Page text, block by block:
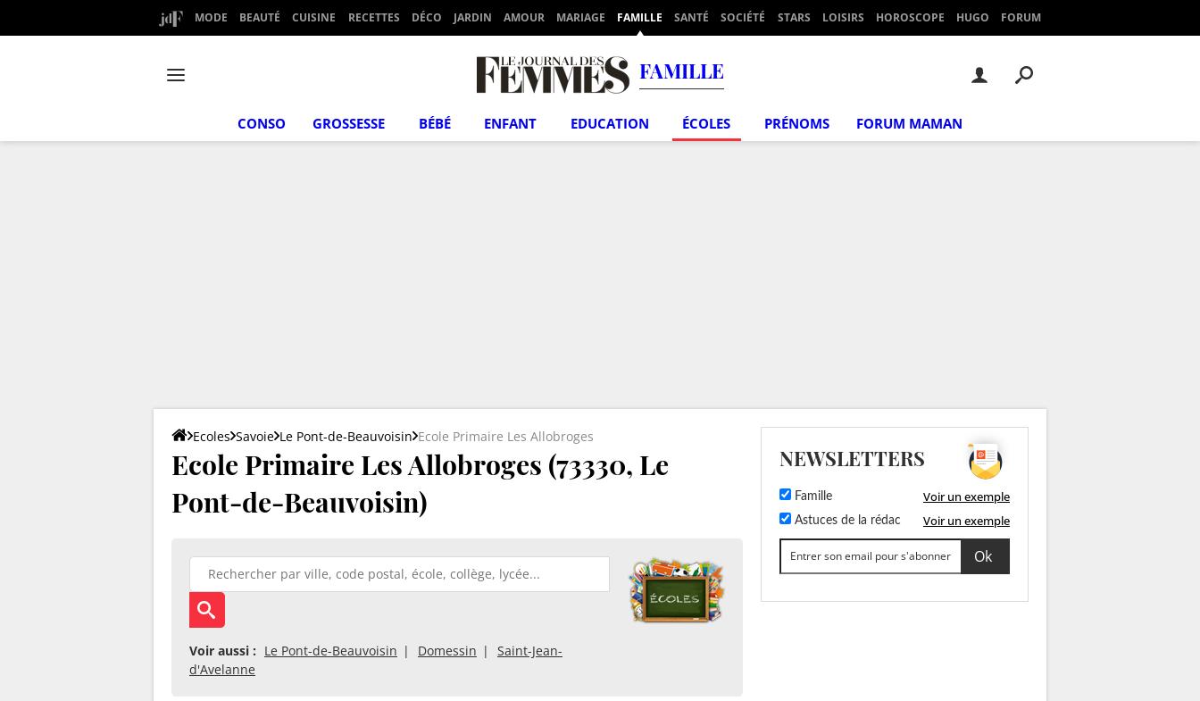
MODE BEAUTÉ CUISINE RECETTES DÉCO JARDIN AMOUR MARIAGE FAMILLE SANTÉ SOCIÉTÉ STARS LOISIRS HOROSCOPE HUGO FORUM
FAMILLE
CONSO GROSSESSE BÉBÉ ENFANT EDUCATION ÉCOLES PRÉNOMS FORUM MAMAN
Ecoles Savoie Le Pont-de-Beauvoisin Ecole Primaire Les Allobroges
Ecole Primaire Les Allobroges (73330, Le
Pont-de-Beauvoisin)
Voir aussi : Le Pont-de-Beauvoisin Domessin
Saint-Jean-
d'Avelanne
NEWSLETTERS
Famille Voir un exemple
Astuces de la rédac Voir un exemple